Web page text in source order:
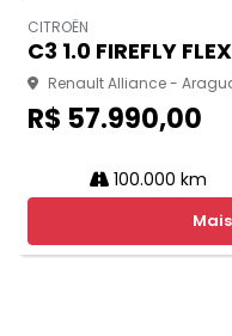
CITROËN
C3 1.0 FIREFLY
Renault Alliance -
R$ 57.990,00
100.000 km